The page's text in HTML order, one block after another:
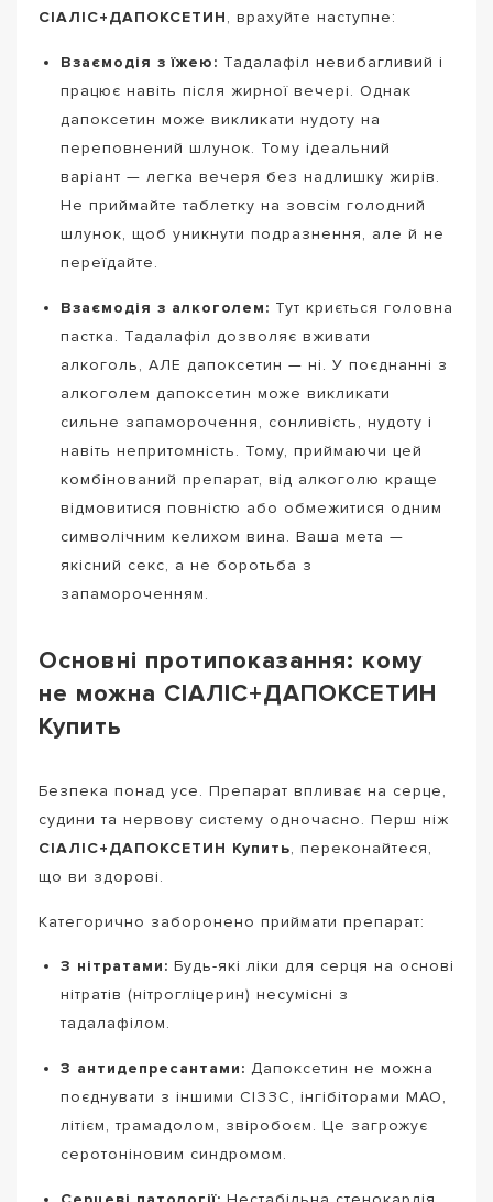
СІАЛІС+ДАПОКСЕТИН, врахуйте наступне:
Взаємодія з їжею: Тадалафіл невибагливий і
працює навіть після жирної вечері. Однак
дапоксетин може викликати нудоту на
переповнений шлунок. Тому ідеальний
варіант — легка вечеря без надлишку жирів.
Не приймайте таблетку на зовсім голодний
шлунок, щоб уникнути подразнення, але й не
переїдайте.
Взаємодія з алкоголем: Тут криється головна
пастка. Тадалафіл дозволяє вживати
алкоголь, АЛЕ дапоксетин — ні. У поєднанні з
алкоголем дапоксетин може викликати
сильне запаморочення, сонливість, нудоту і
навіть непритомність. Тому, приймаючи цей
комбінований препарат, від алкоголю краще
відмовитися повністю або обмежитися одним
символічним келихом вина. Ваша мета —
якісний секс, а не боротьба з
запамороченням.
Основні протипоказання: кому
не можна СІАЛІС+ДАПОКСЕТИН
Купить
Безпека понад усе. Препарат впливає на серце,
судини та нервову систему одночасно. Перш ніж
СІАЛІС+ДАПОКСЕТИН Купить, переконайтеся,
що ви здорові.
Категорично заборонено приймати препарат:
З нітратами: Будь-які ліки для серця на основі
нітратів (нітрогліцерин) несумісні з
тадалафілом.
З антидепресантами: Дапоксетин не можна
поєднувати з іншими СІЗЗС, інгібіторами МАО,
літієм, трамадолом, звіробоєм. Це загрожує
серотоніновим синдромом.